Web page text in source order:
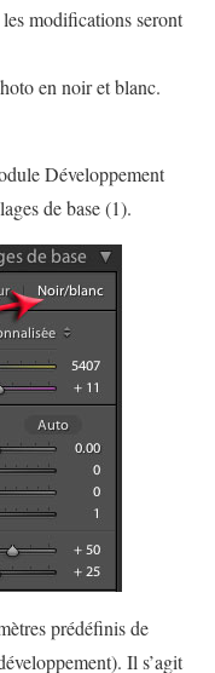
modifications seront
en noir et blanc.
Développement
de base (1).
prédéfinis de
Il s’agit